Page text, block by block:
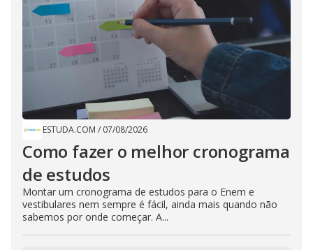
ESTUDA.COM / 07/08/2026
Como fazer o melhor cronograma
de estudos
Montar um cronograma de estudos para o Enem e
vestibulares nem sempre é fácil, ainda mais quando não
sabemos por onde começar. A...